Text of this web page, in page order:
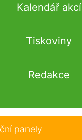
Kalendář akcí
Tiskoviny
Redakce
panely